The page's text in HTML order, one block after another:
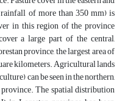
of more than 350 mm) is
in this region of the province
a large part of the central,
province, the largest area of
kilometers. Agricultural lands
can be seen in the northern,
The spatial distribution